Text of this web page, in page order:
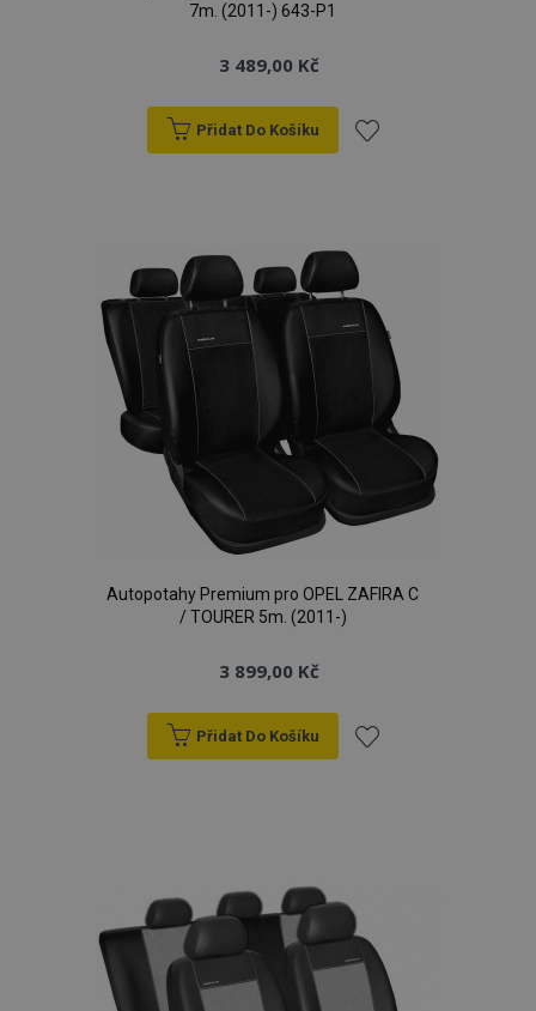
7m. (2011-) 643-P1
3 489,00 Kč
Přidat Do Košíku
oblíbeným
Autopotahy Premium pro OPEL ZAFIRA C
/ TOURER 5m. (2011-)
3 899,00 Kč
Přidat Do Košíku